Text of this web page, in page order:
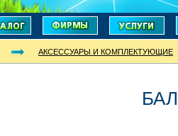
АКСЕССУАРЫ И КОМПЛЕКТУЮЩИЕ